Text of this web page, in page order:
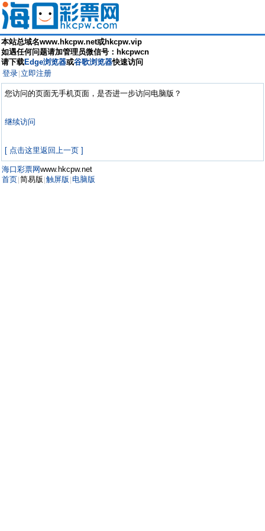
本站总域名www.hkcpw.net或hkcpw.vip
如遇任何问题请加管理员微信号：hkcpwcn
请下载Edge浏览器或谷歌浏览器快速访问
登录 立即注册
您访问的页面无手机页面，是否进一步访问电脑版？
继续访问
[ 点击这里返回上一页 ]
海口彩票网www.hkcpw.net
首页 简易版 触屏版 电脑版